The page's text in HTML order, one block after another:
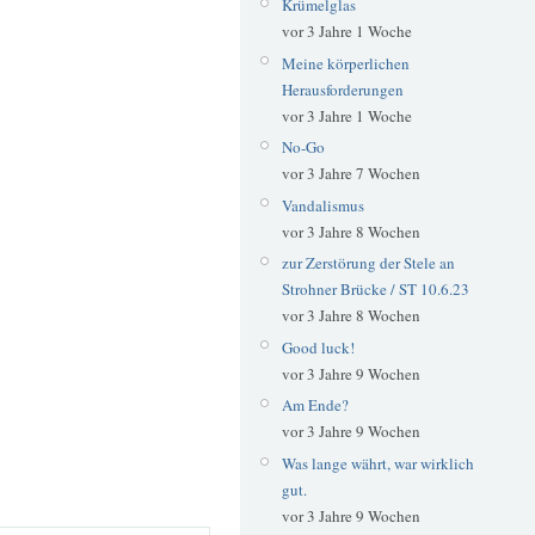
Krümelglas
vor 3 Jahre 1 Woche
Meine körperlichen
Herausforderungen
vor 3 Jahre 1 Woche
No-Go
vor 3 Jahre 7 Wochen
Vandalismus
vor 3 Jahre 8 Wochen
zur Zerstörung der Stele an
Strohner Brücke / ST 10.6.23
vor 3 Jahre 8 Wochen
Good luck!
vor 3 Jahre 9 Wochen
Am Ende?
vor 3 Jahre 9 Wochen
Was lange währt, war wirklich
gut.
vor 3 Jahre 9 Wochen